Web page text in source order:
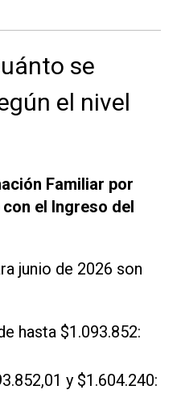
se
el nivel
Familiar por
el Ingreso del
junio de 2026 son
hasta $1.093.852:
y $1.604.240: